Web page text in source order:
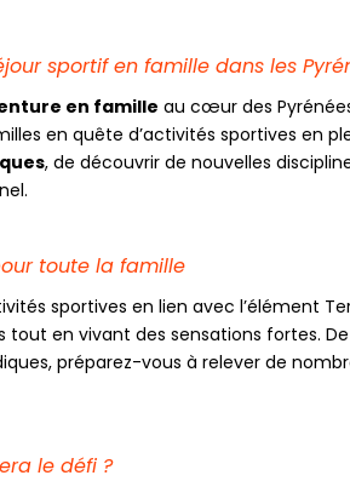
sportif en famille dans les
en famille au cœur des
en quête d’activités sportives en
, de découvrir de nouvelles
toute la famille
sportives en lien avec l’élément
tout en vivant des sensations fortes.
préparez-vous à relever de
le défi ?